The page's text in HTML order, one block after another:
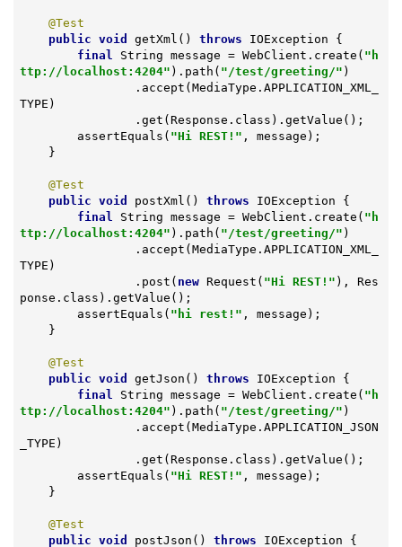
@Test
public void getXml () throws IOException {
final
String message = WebClient.create( "h
ttp://localhost:4204" ).path( "/test/greeting/" )
TYPE)
        assertEquals(
"Hi REST!" , message);
@Test
public void postXml () throws IOException {
final
String message = WebClient.create( "h
ttp://localhost:4204" ).path( "/test/greeting/" )
TYPE)
                .post(
new Request( "Hi REST!" ), Res
ponse.class).getValue();
        assertEquals(
"hi rest!" , message);
@Test
public void getJson () throws IOException {
final
String message = WebClient.create( "h
ttp://localhost:4204" ).path( "/test/greeting/" )
_TYPE)
        assertEquals(
"Hi REST!" , message);
@Test
public void postJson () throws IOException {